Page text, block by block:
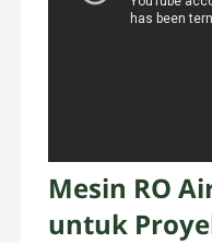
Mesin RO
untuk